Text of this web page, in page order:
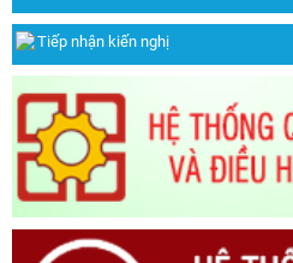
Tiếp nhận kiến nghị